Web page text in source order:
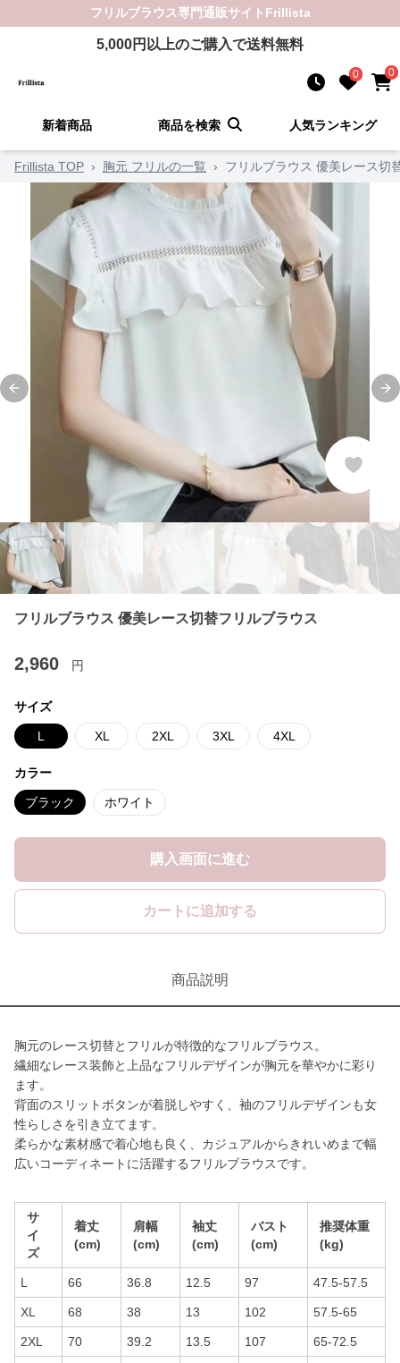
フリルブラウス専門通販サイト Frillista
5,000円以上のご購入で送料無料
0 0
新着商品 商品を検索 人気ランキング
Frillista TOP › 胸元 フリルの一覧 › フリルブラウス 優美レース切
Previous slide
フリルブラウス 優美レース切替フリルブラウス
2,960 円
サイズ
L XL 2XL 3XL 4XL
カラー
ブラック ホワイト
購入画面に進む
カートに追加する
商品説明
胸元のレース切替とフリルが特徴的なフリルブラウス。
繊細なレース装飾と上品なフリルデザインが胸元を華やかに彩り
ます。
背面のスリットボタンが着脱しやすく、袖のフリルデザインも女
性らしさを引き立てます。
柔らかな素材感で着心地も良く、カジュアルからきれいめまで幅
広いコーディネートに活躍するフリルブラウスです。
サ
イ
ズ
着丈
(cm)
肩幅
(cm)
袖丈
(cm)
バスト
(cm)
推奨体重
(kg)
L 66 36.8 12.5 97 47.5-57.5
XL 68 38 13 102 57.5-65
2XL 70 39.2 13.5 107 65-72.5